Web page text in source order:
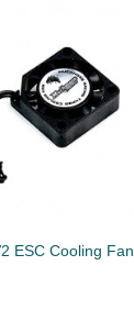
ESC Cooling